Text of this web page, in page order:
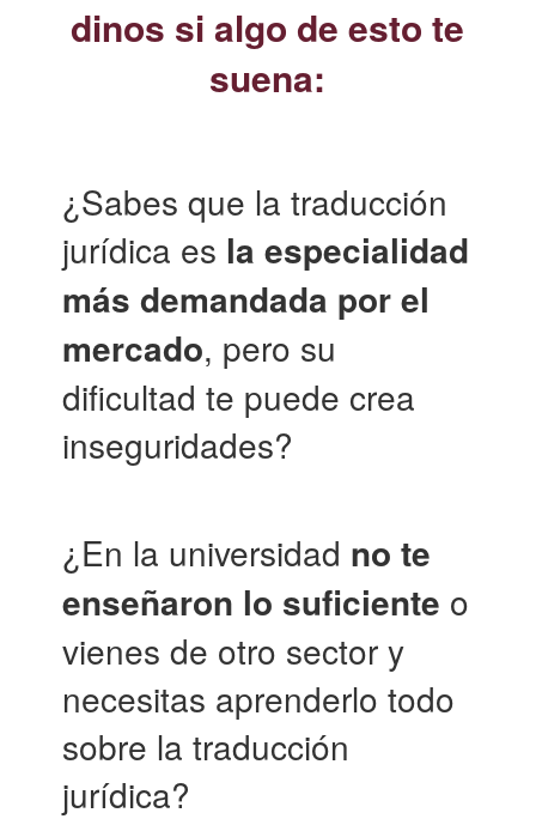
dinos si algo de esto te
suena:
¿Sabes que la traducción
jurídica es la especialidad
más demandada por el
mercado, pero su
dificultad te puede crea
inseguridades?
¿En la universidad no te
enseñaron lo suficiente o
vienes de otro sector y
necesitas aprenderlo todo
sobre la traducción
jurídica?